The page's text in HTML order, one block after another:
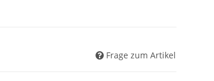
Frage zum Artikel